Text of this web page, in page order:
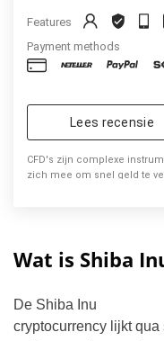
Features
Payment methods
Lees recensie
CFD's zijn complexe
zich mee om snel geld te
Wat is Shiba
De Shiba Inu
cryptocurrency lijkt qua